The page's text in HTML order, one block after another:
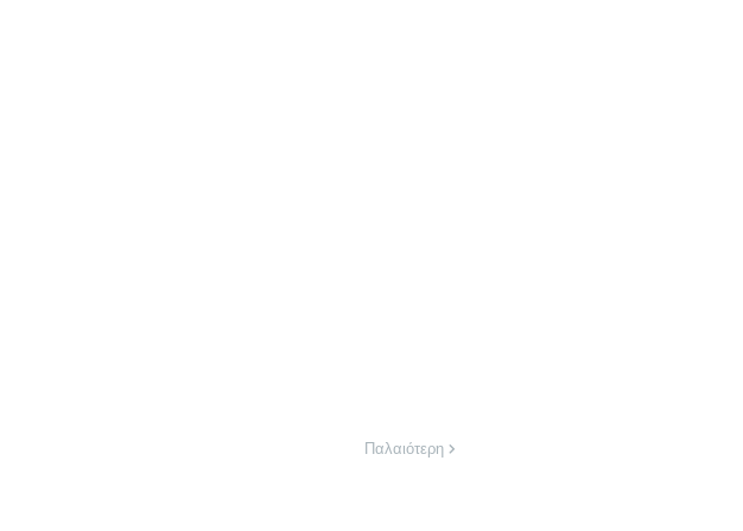
Παλαιότερη